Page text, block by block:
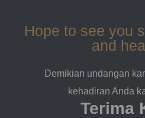
Hope to see you
and
Demikian undangan
kehadiran Anda
Terima